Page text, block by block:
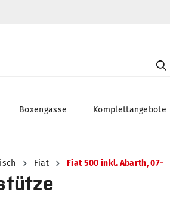
Boxengasse Komplettangebote
Fiat Fiat 500 inkl. Abarth, 07-